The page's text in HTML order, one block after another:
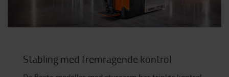
Stabling med fremragende kontrol